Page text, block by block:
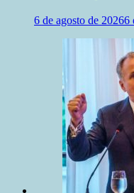
6 de agosto de 20266